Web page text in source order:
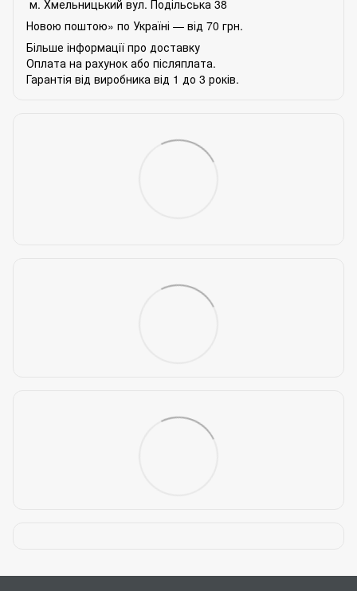
м. Хмельницький вул. Подільська 38
Новою поштою» по Україні — від 70 грн.
Більше інформації про доставку
Оплата на рахунок або післяплата.
Гарантія від виробника від 1 до 3 років.